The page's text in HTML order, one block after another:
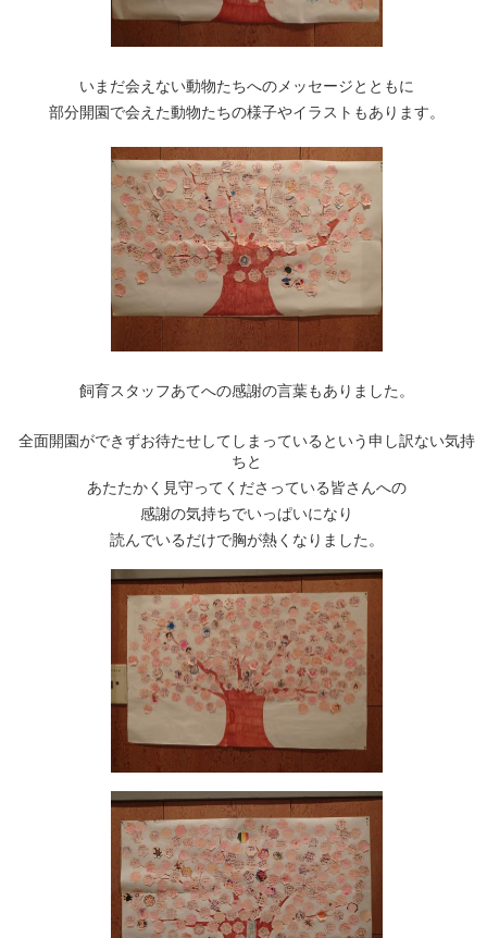
いまだ会えない動物たちへのメッセージとともに
部分開園で会えた動物たちの様子やイラストもあります。
飼育スタッフあてへの感謝の言葉もありました。
全面開園ができずお待たせしてしまっているという申し訳ない気持
ちと
あたたかく見守ってくださっている皆さんへの
感謝の気持ちでいっぱいになり
読んでいるだけで胸が熱くなりました。